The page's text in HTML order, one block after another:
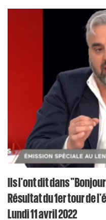
Ils l'ont dit dans
Résultat du 1er tour de
Lundi 11 avril 2022